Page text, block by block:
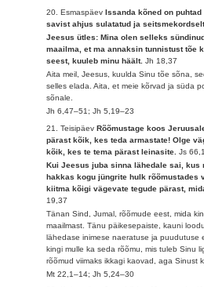
20. EsmaspäevIssanda kõned on
savist ahjus sulatatud ja
Jeesus ütles: Mina olen selleks
maailma, et ma annaksin tunnistust tõe
seest, kuuleb minu häält.Jh 18,37
Aita meil, Jeesus, kuulda Sinu tõe sõna,
selles elada. Aita, et meie kõrvad ja süda
sõnale.
Jh 6,47–51; Jh 5,19–23
21. TeisipäevRõõmustage koos
pärast kõik, kes teda armastate! Olge
kõik, kes te tema pärast leinasite.Js
Kui Jeesus juba sinna lähedale sai, kus
hakkas kogu jüngrite hulk rõõmustades
kiitma kõigi vägevate tegude pärast,
19,37
Tänan Sind, Jumal, rõõmude eest, mida
maailmast. Tänu päikesepaiste, kauni
lähedase inimese naeratuse ja puudutuse
kingi mulle ka seda rõõmu, mis tuleb Sinu
rõõmud viimaks ikkagi kaovad, aga Sinust
Mt 22,1–14; Jh 5,24–30